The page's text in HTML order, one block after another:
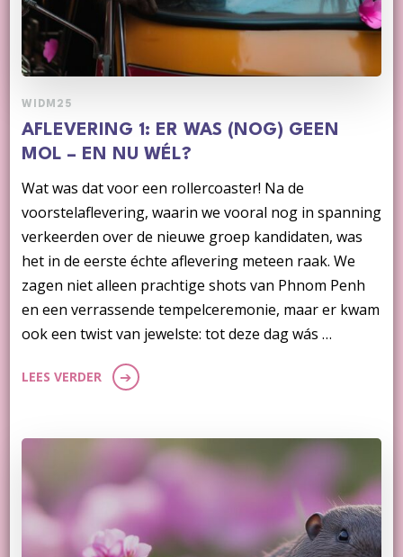
WIDM25
AFLEVERING 1: ER WAS (NOG) GEEN
MOL – EN NU WÉL?
Wat was dat voor een rollercoaster! Na de
voorstelaflevering, waarin we vooral nog in spanning
verkeerden over de nieuwe groep kandidaten, was
het in de eerste échte aflevering meteen raak. We
zagen niet alleen prachtige shots van Phnom Penh
en een verrassende tempelceremonie, maar er kwam
ook een twist van jewelste: tot deze dag wás …
LEES VERDER